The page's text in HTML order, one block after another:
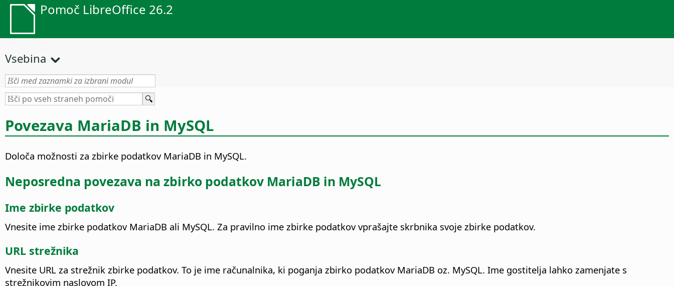
Pomoč LibreOffice 26.2
Vsebina
Povezava MariaDB in MySQL
Določa možnosti za zbirke podatkov MariaDB in MySQL.
Neposredna povezava na zbirko podatkov MariaDB in MySQL
Ime zbirke podatkov
Vnesite ime zbirke podatkov MariaDB ali MySQL. Za pravilno ime zbirke podatkov vprašajte skrbnika svoje zbirke podatkov.
URL strežnika
Vnesite URL za strežnik zbirke podatkov. To je ime računalnika, ki poganja zbirko podatkov MariaDB oz. MySQL. Ime gostitelja lahko zamenjate s
strežnikovim naslovom IP.